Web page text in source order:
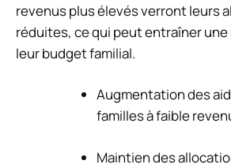
revenus plus élevés verront leurs
réduites, ce qui peut entraîner
leur budget familial.
Augmentation des
familles à faible
Maintien des